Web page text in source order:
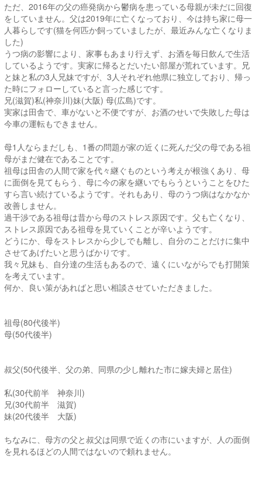
ただ、2016年の父の癌発病から鬱病を患っている母親が未だに回復
をしていません。父は2019年に亡くなっており、今は持ち家に母一
人暮らしです(猫を何匹か飼っていましたが、最近みんな亡くなりま
した)
うつ病の影響により、家事もあまり行えず、お酒を毎日飲んで生活
しているようです。実家に帰るとだいたい部屋が荒れています。兄
と妹と私の3人兄妹ですが、3人それぞれ他県に独立しており、帰っ
た時にフォローしていると言った感じです。
兄(滋賀)私(神奈川)妹(大阪) 母(広島)です。
実家は田舎で、車がないと不便ですが、お酒のせいで失敗した母は
今車の運転もできません。
母1人ならまだしも、1番の問題が家の近くに死んだ父の母である祖
母がまだ健在であることです。
祖母は田舎の人間で家を代々継ぐものという考えが根強くあり、母
に面倒を見てもらう、母に今の家を継いでもらうということをひた
すら言い続けているようです。それもあり、母のうつ病はなかなか
改善しません。
過干渉である祖母は昔から母のストレス原因です。父も亡くなり、
ストレス原因である祖母を見ていくことが辛いようです。
どうにか、母をストレスから少しでも離し、自分のことだけに集中
させてあげたいと思うばかりです。
我々兄妹も、自分達の生活もあるので、遠くにいながらでも打開策
を考えています。
何か、良い策があればと思い相談させていただきました。
祖母(80代後半)
母(50代後半)
叔父(50代後半、父の弟、同県の少し離れた市に嫁夫婦と居住)
私(30代前半 神奈川)
兄(30代前半 滋賀)
妹(20代後半 大阪)
ちなみに、母方の父と叔父は同県で近くの市にいますが、人の面倒
を見れるほどの人間ではないので頼れません。